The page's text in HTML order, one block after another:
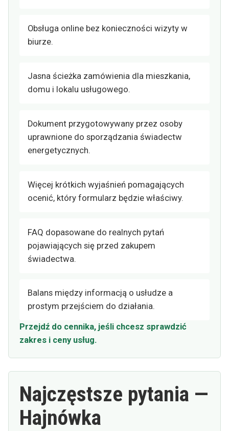
Obsługa online bez konieczności wizyty w
biurze.
Jasna ścieżka zamówienia dla mieszkania,
domu i lokalu usługowego.
Dokument przygotowywany przez osoby
uprawnione do sporządzania świadectw
energetycznych.
Więcej krótkich wyjaśnień pomagających
ocenić, który formularz będzie właściwy.
FAQ dopasowane do realnych pytań
pojawiających się przed zakupem
świadectwa.
Balans między informacją o usłudze a
prostym przejściem do działania.
Przejdź do cennika, jeśli chcesz sprawdzić
zakres i ceny usług.
Najczęstsze pytania —
Hajnówka